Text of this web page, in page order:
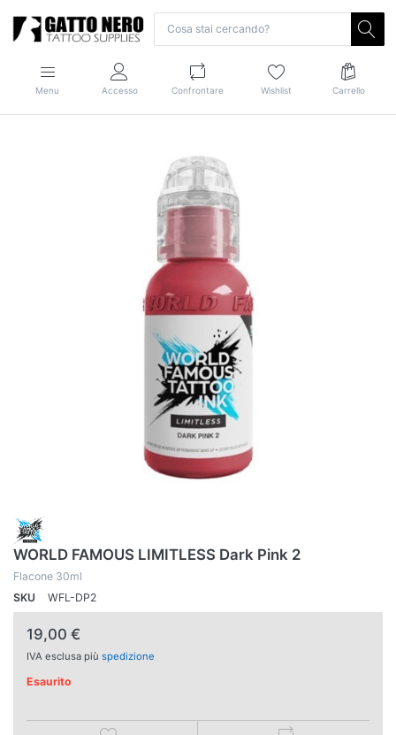
Menu Accesso Confrontare Wishlist Carrello
WORLD FAMOUS LIMITLESS Dark Pink 2
Flacone 30ml
SKU
WFL-DP2
19,00 €
IVA esclusa più spedizione
Esaurito